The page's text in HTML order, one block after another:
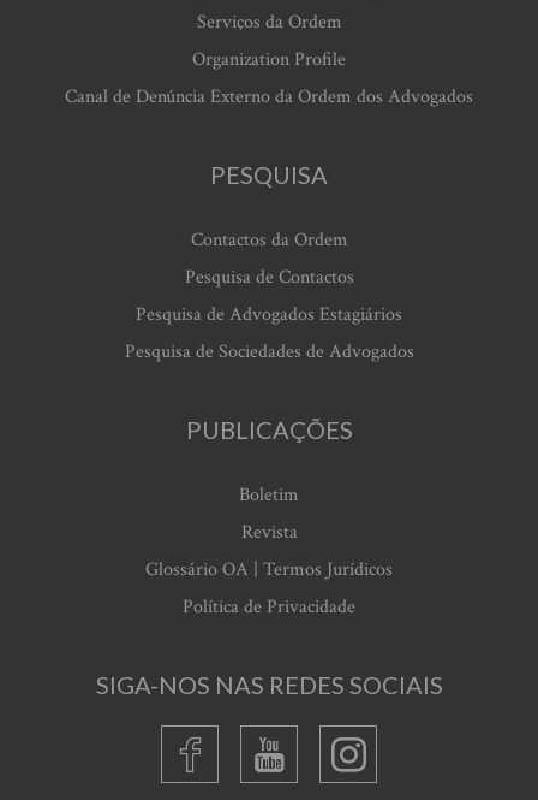
Serviços da Ordem
Organization Profile
Canal de Denúncia Externo da Ordem dos Advogados
PESQUISA
Contactos da Ordem
Pesquisa de Contactos
Pesquisa de Advogados Estagiários
Pesquisa de Sociedades de Advogados
PUBLICAÇÕES
Boletim
Revista
Glossário OA | Termos Jurídicos
Política de Privacidade
SIGA-NOS NAS REDES SOCIAIS